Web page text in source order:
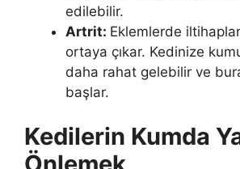
edilebilir.
Artrit: Eklemlerde
ortaya çıkar. Kedinize
daha rahat gelebilir ve
başlar.
Kedilerin Kumda